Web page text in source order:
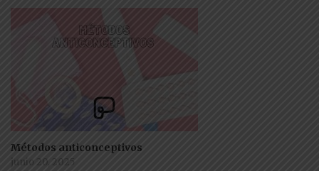
Métodos anticonceptivos
junio 20, 2025